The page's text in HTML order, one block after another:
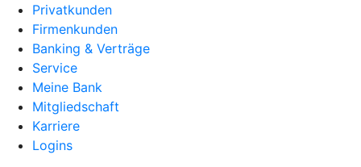
Privatkunden
Firmenkunden
Banking & Verträge
Service
Meine Bank
Mitgliedschaft
Karriere
Logins